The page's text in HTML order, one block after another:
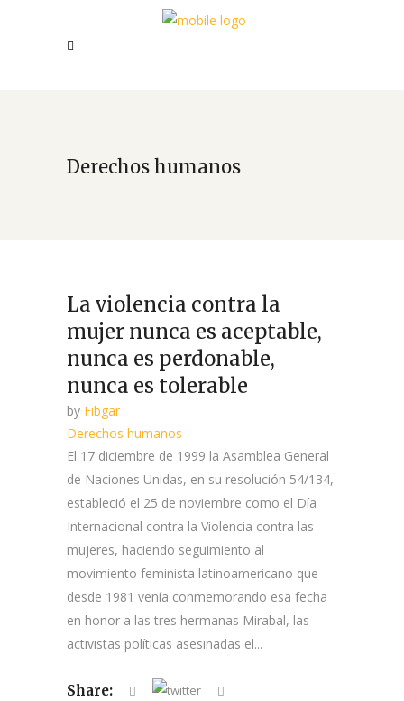
Derechos humanos
La violencia contra la
mujer nunca es aceptable,
nunca es perdonable,
nunca es tolerable
by Fibgar
Derechos humanos
El 17 diciembre de 1999 la Asamblea General
de Naciones Unidas, en su resolución 54/134,
estableció el 25 de noviembre como el Día
Internacional contra la Violencia contra las
mujeres, haciendo seguimiento al
movimiento feminista latinoamericano que
desde 1981 venía conmemorando esa fecha
en honor a las tres hermanas Mirabal, las
activistas políticas asesinadas el...
Share: